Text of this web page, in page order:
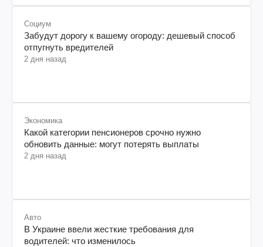
Социум
Забудут дорогу к вашему огороду: дешевый способ
отпугнуть вредителей
2 дня назад
Экономика
Какой категории пенсионеров срочно нужно
обновить данные: могут потерять выплаты
2 дня назад
Авто
В Украине ввели жесткие требования для
водителей: что изменилось